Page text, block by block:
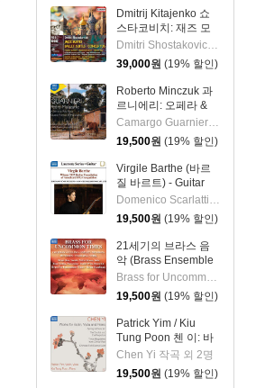
Dmitrij Kitajenko 쇼
스타코비치: 재즈 모
음곡, 발레 모음곡, 협
주곡들
(Shostakovich: Jazz
Suite; Ballet Suites;
Concertos)
Dmitri Shostakovich 작곡 외 6명
39,000원 (19% 할인)
Roberto Minczuk 과
르니에리: 오페라 &
관현악 작품집
(Guarnieri: Pedro
Malazarte)
Camargo Guarnieri 작곡 외 2명
19,500원 (19% 할인)
Virgile Barthe (바르
질 바르트) - Guitar
Recital (기타 리사이
틀)
Domenico Scarlatti 작곡 외 5명
19,500원 (19% 할인)
21세기의 브라스 음
악 (Brass Ensemble
Music - 21st Century)Brass for Uncommon Times 실내악
19,500원 (19% 할인)
Patrick Yim / Kiu
Tung Poon 첸 이: 바
이올린, 비올라, 피아
노 작품집 (Chen Yi:
Works For Violin,
Chen Yi 작곡 외 2명
19,500원 (19% 할인)